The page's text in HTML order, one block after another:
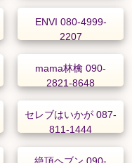
ENVI 080-4999-
2207
mama林檎 090-
2821-8648
セレブはいかが 087-
811-1444
絶頂ヘブン 090-